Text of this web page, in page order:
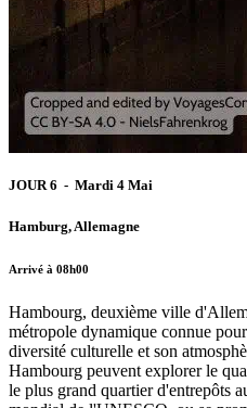
JOUR 6 - Mardi 4 Mai
Hamburg, Allemagne
Arrivé à 08h00
Hambourg, deuxième ville
métropole dynamique connue
diversité culturelle et son
Hambourg peuvent explorer le
le plus grand quartier d'entrepôts